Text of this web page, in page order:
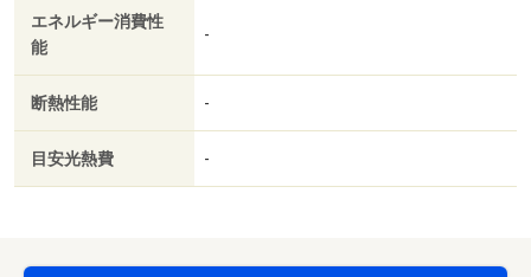
人管理／ウォークインクロゼット／保証人不要／デザイナ
ーズ／ネット使用料不要／敷地内ごみ置き場／平面駐車場
物件／初期費用カード決済可／ジーユーアリオ札幌店（シ
ョッピングセンター）まで９４６ｍ／イトーヨーカドーア
リオ札幌店（スーパー）まで６７０ｍ／まいばすけっと北
市立苗穂小学校（小学校）まで４４９ｍ／愛和新穂保育園
エネルギー消費性
能
-
断熱性能 -
目安光熱費 -